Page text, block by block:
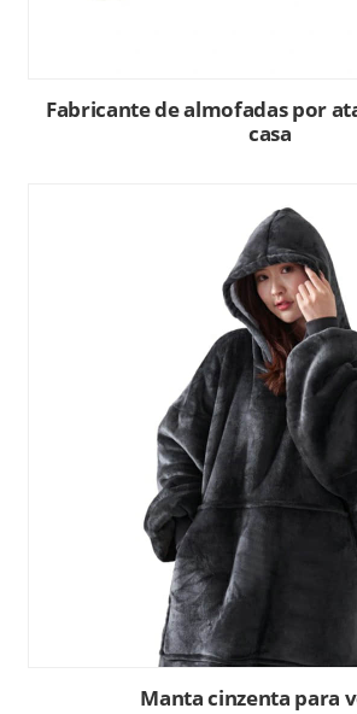
Fabricante de almofadas por
casa
Manta cinzenta para